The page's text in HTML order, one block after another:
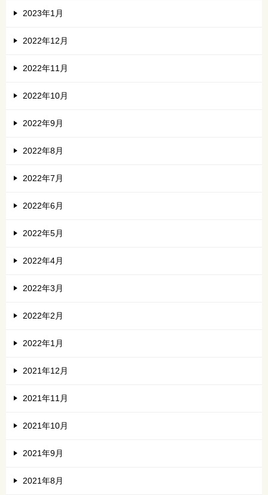
2023年1月
2022年12月
2022年11月
2022年10月
2022年9月
2022年8月
2022年7月
2022年6月
2022年5月
2022年4月
2022年3月
2022年2月
2022年1月
2021年12月
2021年11月
2021年10月
2021年9月
2021年8月